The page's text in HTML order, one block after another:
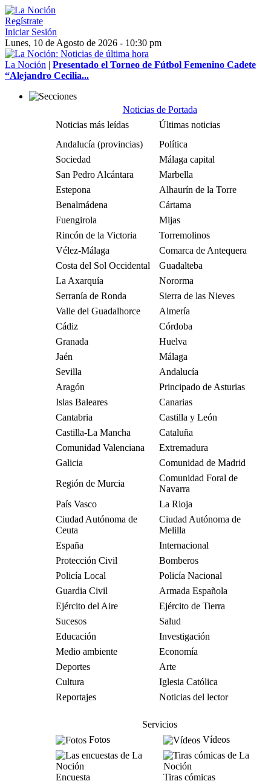
Regístrate
Iniciar Sesión
Lunes, 10 de Agosto de 2026 - 10:30 pm
La Noción | Presentado el Torneo de Fútbol Femenino Cadete
“Alejandro Cecilia...
Noticias de Portada
Noticias más leídas
Últimas noticias
Andalucía (provincias)
Política
Sociedad
Málaga capital
San Pedro Alcántara
Marbella
Estepona
Alhaurín de la Torre
Benalmádena
Cártama
Fuengirola
Mijas
Rincón de la Victoria
Torremolinos
Vélez-Málaga
Comarca de Antequera
Costa del Sol Occidental
Guadalteba
La Axarquía
Nororma
Serranía de Ronda
Sierra de las Nieves
Valle del Guadalhorce
Almería
Cádiz
Córdoba
Granada
Huelva
Jaén
Málaga
Sevilla
Andalucía
Aragón
Principado de Asturias
Islas Baleares
Canarias
Cantabria
Castilla y León
Castilla-La Mancha
Cataluña
Comunidad Valenciana
Extremadura
Galicia
Comunidad de Madrid
Región de Murcia
Comunidad Foral de
Navarra
País Vasco
La Rioja
Ciudad Autónoma de
Ceuta
Ciudad Autónoma de
Melilla
España
Internacional
Protección Civil
Bomberos
Policía Local
Policía Nacional
Guardia Civil
Armada Española
Ejército del Aire
Ejército de Tierra
Sucesos
Salud
Educación
Investigación
Medio ambiente
Economía
Deportes
Arte
Cultura
Iglesia Católica
Reportajes
Noticias del lector
Servicios
Fotos
Vídeos
Encuesta Tiras cómicas